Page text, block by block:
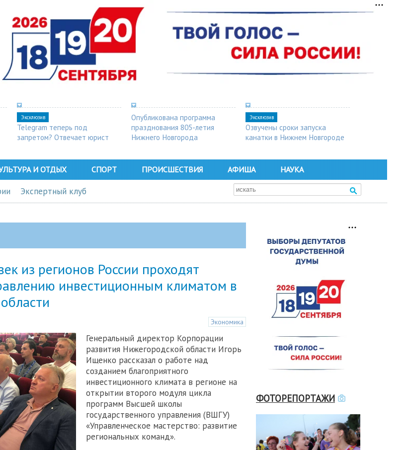
Эксклюзив
Telegram теперь под
запретом? Отвечает юрист
Опубликована программа
празднования 805-летия
Нижнего Новгорода
Эксклюзив
Озвучены сроки запуска
канатки в Нижнем Новгороде
И ОТДЫХ СПОРТ ПРОИСШЕСТВИЯ АФИША НАУКА
Экспертный клуб
из регионов России проходят
инвестиционным климатом в
Экономика
Генеральный директор Корпорации
развития Нижегородской области Игорь
Ищенко рассказал о работе над
созданием благоприятного
инвестиционного климата в регионе на
открытии второго модуля цикла
программ Высшей школы
государственного управления (ВШГУ)
«Управленческое мастерство: развитие
региональных команд».
ФОТОРЕПОРТАЖИ